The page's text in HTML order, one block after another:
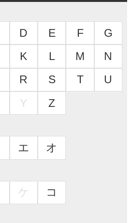
D E F
G
K L M
N
R S T
U
Y Z
エ オ
ケ コ